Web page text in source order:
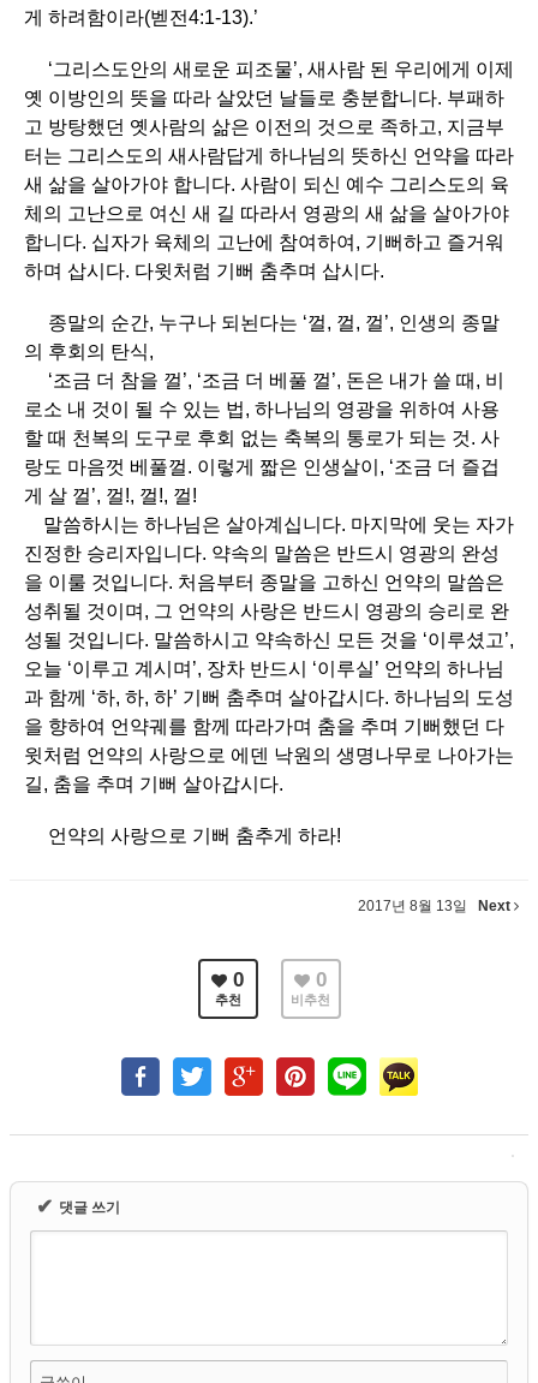
게 하려함이라(벧전4:1-13).’
‘그리스도안의 새로운 피조물’, 새사람 된 우리에게 이제
옛 이방인의 뜻을 따라 살았던 날들로 충분합니다. 부패하
고 방탕했던 옛사람의 삶은 이전의 것으로 족하고, 지금부
터는 그리스도의 새사람답게 하나님의 뜻하신 언약을 따라
새 삶을 살아가야 합니다. 사람이 되신 예수 그리스도의 육
체의 고난으로 여신 새 길 따라서 영광의 새 삶을 살아가야
합니다. 십자가 육체의 고난에 참여하여, 기뻐하고 즐거워
하며 삽시다. 다윗처럼 기뻐 춤추며 삽시다.
종말의 순간, 누구나 되뇐다는 ‘껄, 껄, 껄’, 인생의 종말
의 후회의 탄식,
‘조금 더 참을 껄’, ‘조금 더 베풀 껄’, 돈은 내가 쓸 때, 비
로소 내 것이 될 수 있는 법, 하나님의 영광을 위하여 사용
할 때 천복의 도구로 후회 없는 축복의 통로가 되는 것. 사
랑도 마음껏 베풀껄. 이렇게 짧은 인생살이, ‘조금 더 즐겁
게 살 껄’, 껄!, 껄!, 껄!
말씀하시는 하나님은 살아계십니다. 마지막에 웃는 자가
진정한 승리자입니다. 약속의 말씀은 반드시 영광의 완성
을 이룰 것입니다. 처음부터 종말을 고하신 언약의 말씀은
성취될 것이며, 그 언약의 사랑은 반드시 영광의 승리로 완
성될 것입니다. 말씀하시고 약속하신 모든 것을 ‘이루셨고’,
오늘 ‘이루고 계시며’, 장차 반드시 ‘이루실’ 언약의 하나님
과 함께 ‘하, 하, 하’ 기뻐 춤추며 살아갑시다. 하나님의 도성
을 향하여 언약궤를 함께 따라가며 춤을 추며 기뻐했던 다
윗처럼 언약의 사랑으로 에덴 낙원의 생명나무로 나아가는
길, 춤을 추며 기뻐 살아갑시다.
언약의 사랑으로 기뻐 춤추게 하라!
2017년 8월 13일 Next
0
추천
0
비추천
✔ 댓글 쓰기